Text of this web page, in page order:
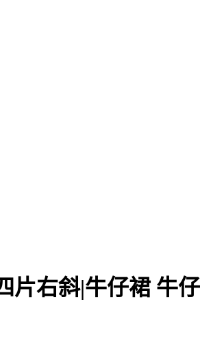
片右斜|牛仔裙 牛